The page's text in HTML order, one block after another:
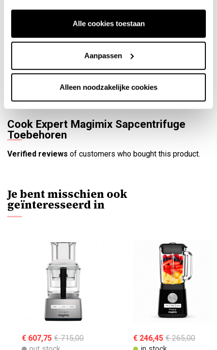
Alle cookies toestaan
Aanpassen
Alleen noodzakelijke cookies
veranderen in een citruspers.
Cook Expert Magimix Sapcentrifuge
Toebehoren
Verified reviews of customers who bought this product.
Je bent misschien ook
geïnteresseerd in
€ 607,75 € 715,00
€ 246,45 € 265,00